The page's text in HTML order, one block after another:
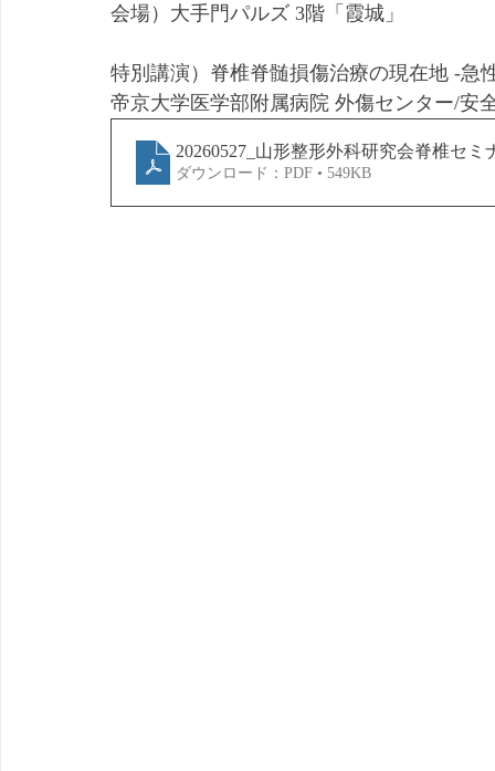
会場）大手門パルズ 3階「霞城」
特別講演）脊椎脊髄損傷治療の現在地 -急
帝京大学医学部附属病院 外傷センター/安
20260527_山形整形外科研究会脊椎セミ
ダウンロード：PDF • 549KB